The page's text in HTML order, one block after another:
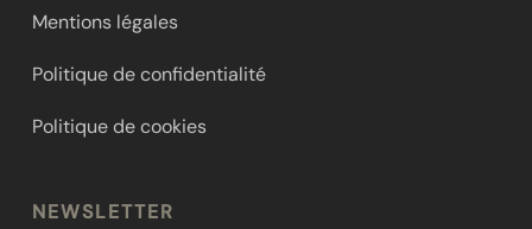
Mentions légales
Politique de confidentialité
Politique de cookies
NEWSLETTER